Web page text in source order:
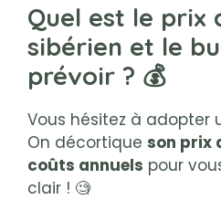
Quel est le prix
sibérien et le
prévoir ? 💰
Vous hésitez à adopter
On décortique son prix
coûts annuels pour
clair ! 🧐